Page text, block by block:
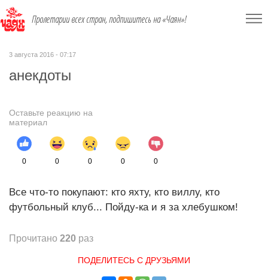
Пролетарии всех стран, подпишитесь на «Чаян»!
3 августа 2016 - 07:17
анекдоты
Оставьте реакцию на
материал
0 0 0 0 0
Все что-то покупают: кто яхту, кто виллу, кто
футбольный клуб... Пойду-ка и я за хлебушком!
Прочитано 220 раз
ПОДЕЛИТЕСЬ С ДРУЗЬЯМИ